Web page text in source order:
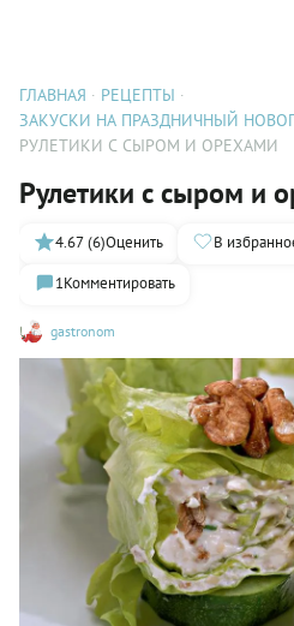
ГЛАВНАЯ
РЕЦЕПТЫ
ЗАКУСКИ НА ПРАЗДНИЧНЫЙ
РУЛЕТИКИ С СЫРОМ И ОРЕХАМИ
Рулетики с сыром и
gastronom
4.67 (6)Оценить В
1Комментировать